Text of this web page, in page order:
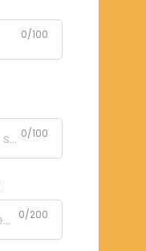
0/100
0/100
0/200